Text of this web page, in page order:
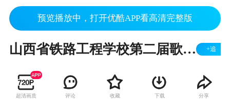
预览播放中，打开优酷APP看高清完整版
山西省铁路工程学校第二届歌手大赛6 +追
超清画质 评论 收藏 下载 分享